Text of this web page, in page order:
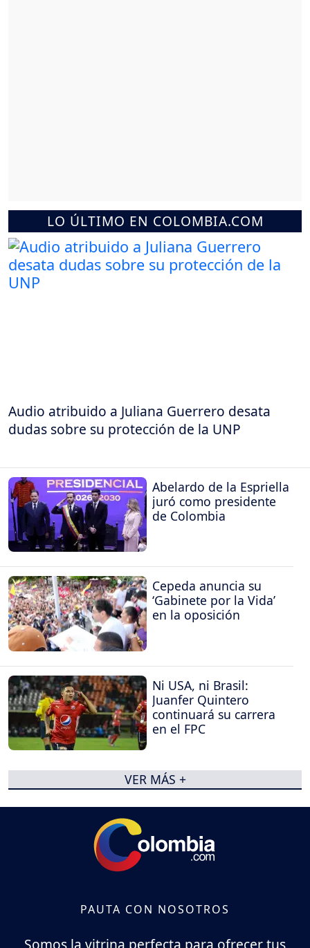
LO ÚLTIMO EN COLOMBIA.COM
Audio atribuido a Juliana Guerrero desata
dudas sobre su protección de la UNP
Abelardo de la Espriella
juró como presidente
de Colombia
Cepeda anuncia su
‘Gabinete por la Vida’
en la oposición
Ni USA, ni Brasil:
Juanfer Quintero
continuará su carrera
en el FPC
VER MÁS +
PAUTA CON NOSOTROS